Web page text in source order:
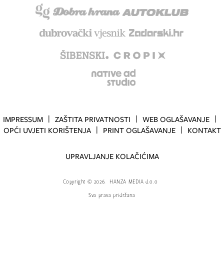
IMPRESSUM ZAŠTITA PRIVATNOSTI
WEB OGLAŠAVANJE
OPĆI UVJETI KORIŠTENJA
PRINT OGLAŠAVANJE KONTAKT
UPRAVLJANJE KOLAČIĆIMA
Copyright © 2026.
HANZA MEDIA d.o.o
Sva prava pridržana